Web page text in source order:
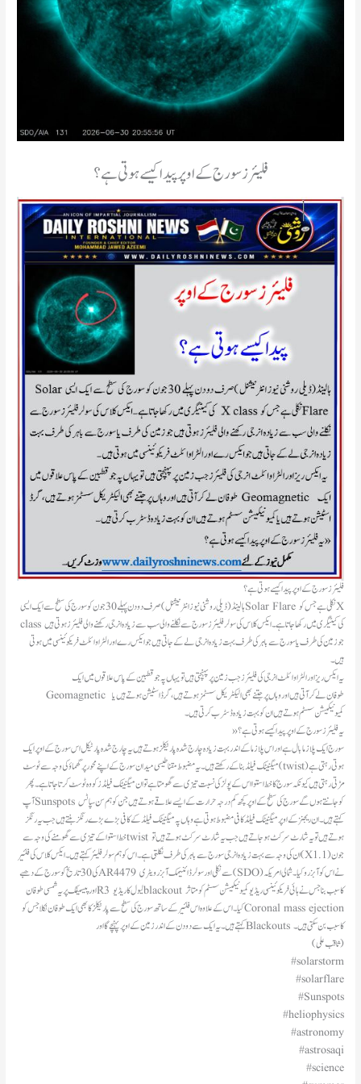
فلیئرز سورج کے اوپر پیدا کیسے ہوتی ہے؟
فلیئرز سورج کے اوپر پیدا کیسے ہوتی ہے؟
ہالینڈ(ڈیلی روشنی نیوز انٹرنیشنل )صرف دو دن پہلے 30 جون کو سورج کی سطح سے ایک ایسی Solar Flare نکلی ہے جس کو X
class کی کیٹیگری میں رکھا جاتا ہے۔ ایکس کلاس کی سولر فلیئرز سورج سے نکلنے والی سب سے زیادہ انرجی رکھنے والی فلیئرز ہوتی ہیں
جو زمین کی طرف یا سورج سے باہر کی طرف بہت زیادہ انرجی لے کے جاتی ہیں جو ایکس رے اور الٹرا وائلٹ فریکوئینسی میں ہوتی
ہیں۔
Geomagnetic طوفان لے کر آتی ہیں اور وہاں پر جتنے بھی الیکٹریکل سسٹمز ہوتے ہیں، گرڈ اسٹیشن ہوتے ہیں یا
کمیونیکیشن سسٹم ہوتے ہیں ان کو بہت زیادہ ڈسٹرب کرتی ہیں۔
»یہ فلیئرز سورج کے اوپر پیدا کیسے ہوتی ہے؟
میگنیٹک فیلڈ بنا کے رکھتے ہیں۔ یہ مضبوط مقناطیسی میدان سورج کے اپنے محور پر گھماؤ کی وجہ سے ٹوسٹ (twist) ہوتی رہتی ہے
مڑتی رہتی ہیں کیونکہ سورج کا خط استوا اس کے پولز کی نسبت تیزی سے گھومتا ہے تو ان میگنیٹک فیلڈز کو وہ ٹوسٹ کرتا جاتا ہے۔ پھر
آپ Sunspots کو جانتے ہوں گے سورج کی سطح کے اوپر کچھ کم درجہ حرارت کے ایسے علاقے ہوتے ہیں جن کو ہم سن سپاٹس
کہتے ہیں۔ ان ریجنز کے اوپر میگنیٹک فیلڈ کافی مضبوط ہوتی ہے وہاں پہ میگنیٹک فیلڈ کے کافی بڑے بڑے رنگز بنتے ہیں جب یہ رنگز
خط استوا کے تیزی سے گھومنے کی وجہ سے twist ہوتے ہیں تو یہ شارٹ سرکٹ ہو جاتے ہیں جب یہ شارٹ سرکٹ ہوتے ہیں تو
ان کی وجہ سے بہت زیادہ انرجی سورج سے باہر کی طرف نکلتی ہے۔ اس کو ہم سولر فلیئر کہتے ہیں۔ ایکس کلاس کی فلئیر (X1.1) جون
کی 30 تاریخ کو سورج کے دھبے AR4479 سے نکلی اور سولر ڈائنیمک آبزرویٹری (SDO) نے اس کو آبزرو کیا۔ شمالی امریکہ
اور پیسیفک پر یہ شمسی طوفان R3 لیول کا ریڈیو blackout کا سبب بنا جس نے ہائی فریکوئینسی ریڈیو کمیونیکیشن سسٹم کو متاثر
کیا۔ اس کے علاوہ اس فلئیر کے ساتھ سورج کی سطح سے پارٹیکلز کا بھی ایک طوفان نکلا جس کو Coronal mass ejection
کہتے ہیں ۔ یہ ایک سے دو دن کے اندر زمین کے اوپر پہنچے گا اور Blackouts کا سبب بن سکتی ہیں۔
(ثاقب علی)
#solarstorm
#solarflare
#Sunspots
#heliophysics
#astronomy
#astrosaqi
#science